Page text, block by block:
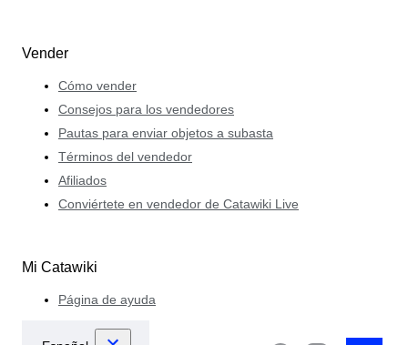
Vender
Cómo vender
Consejos para los vendedores
Pautas para enviar objetos a subasta
Términos del vendedor
Afiliados
Conviértete en vendedor de Catawiki Live
Mi Catawiki
Página de ayuda